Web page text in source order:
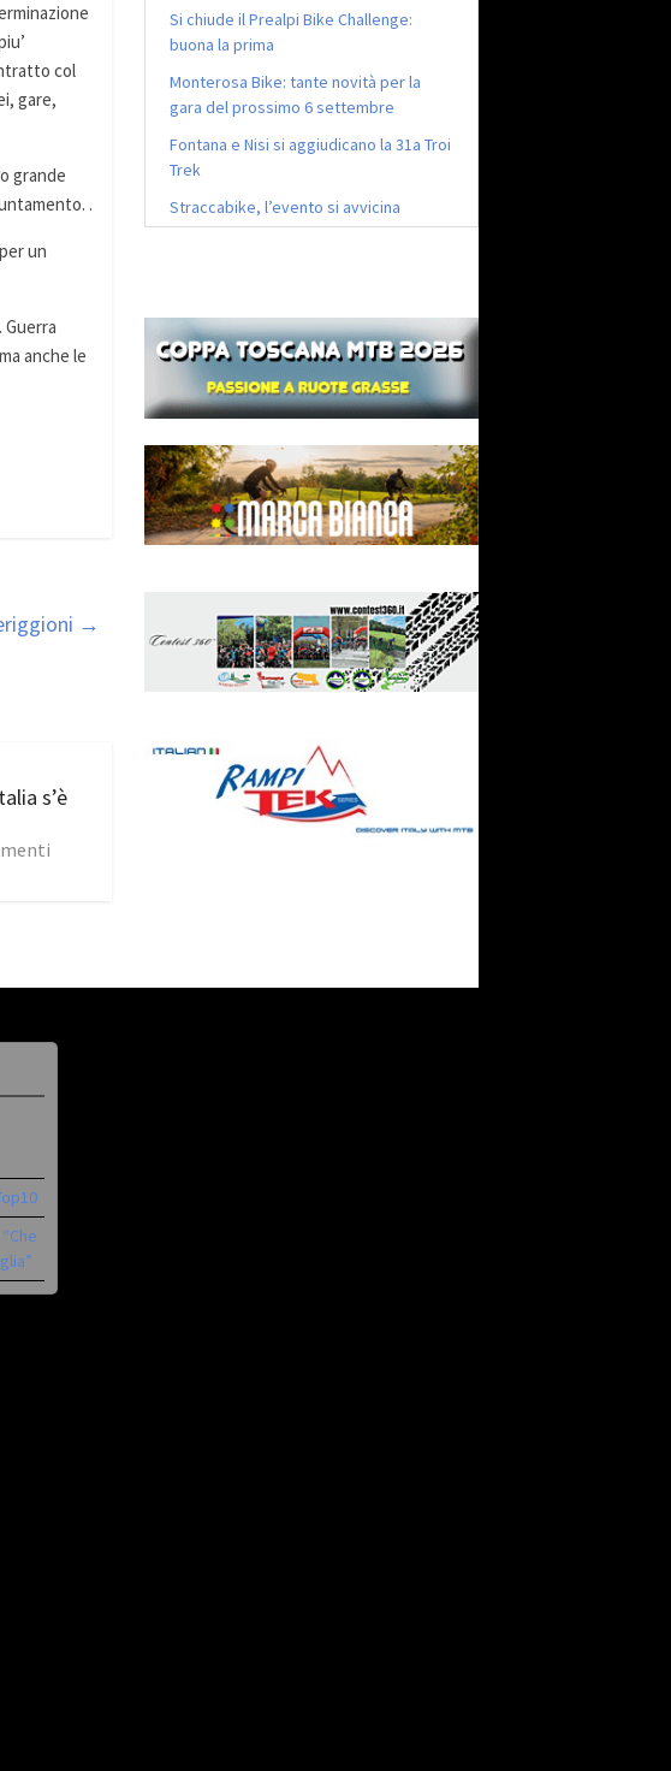
col
gare,
grande
.
un
anche le
→
s’è
Si chiude il Prealpi Bike Challenge:
buona la prima
Monterosa Bike: tante novità per la
gara del prossimo 6 settembre
Fontana e Nisi si aggiudicano la 31a Troi
Trek
Straccabike, l’evento si avvicina